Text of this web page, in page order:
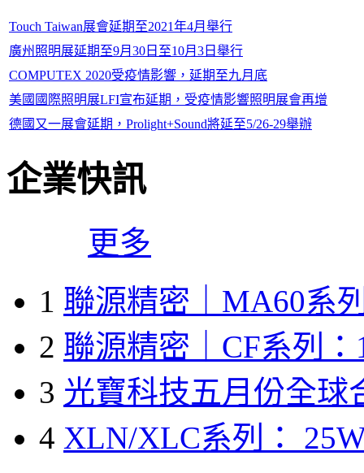
Touch Taiwan展會延期至2021年4月舉行
廣州照明展延期至9月30日至10月3日舉行
COMPUTEX 2020受疫情影響，延期至九月底
美國國際照明展LFI宣布延期，受疫情影響照明展會再增
德國又一展會延期，Prolight+Sound將延至5/26-29舉辦
企業快訊
更多
1 聯源精密｜MA60系
2 聯源精密｜CF系列：
3 光寶科技五月份全球
4 XLN/XLC系列：